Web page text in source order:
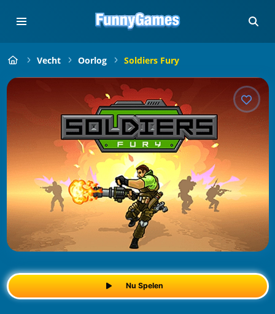
Vecht Oorlog Soldiers Fury
Nu Spelen